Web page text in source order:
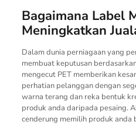
Bagaimana Label
Meningkatkan
Dalam dunia perniagaan yang
membuat keputusan
mengecut PET memberikan
perhatian pelanggan dengan
warna terang dan reka bentuk
produk anda daripada pesaing.
cenderung memilih produk anda